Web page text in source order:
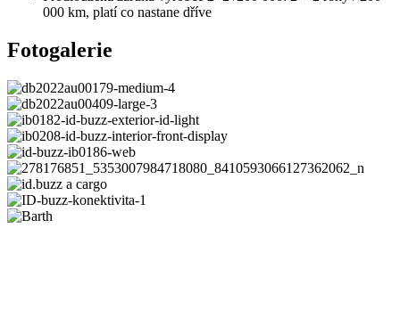
000 km, platí co nastane dříve
Fotogalerie